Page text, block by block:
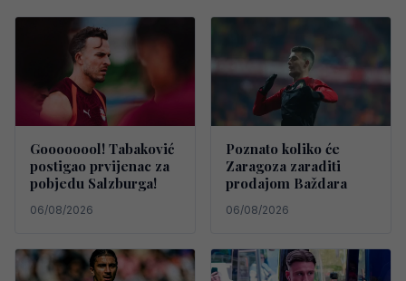
Goooooool! Tabaković
postigao prvijenac za
pobjedu Salzburga!
06/08/2026
Poznato koliko će
Zaragoza zaraditi
prodajom Baždara
06/08/2026